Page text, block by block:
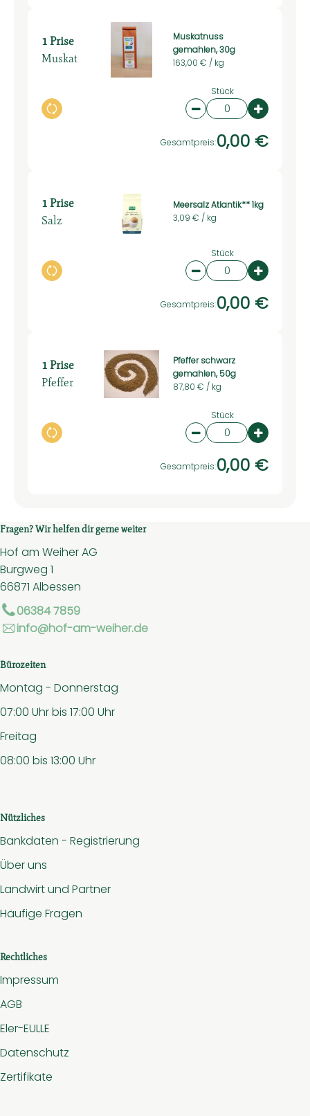
1 Prise
Muskat
Auswahl ändern
Muskatnuss
gemahlen, 30g
163,00 € / kg
Stück
Artikelanzahl
Gesamtpreis:0,00 €
1 Prise
Salz
Auswahl ändern
Meersalz Atlantik** 1kg
3,09 € / kg
Stück
Artikelanzahl
Gesamtpreis:0,00 €
1 Prise
Pfeffer
Auswahl ändern
Pfeffer schwarz
gemahlen, 50g
87,80 € / kg
Stück
Artikelanzahl
Gesamtpreis:0,00 €
Fragen? Wir helfen dir gerne weiter
Hof am Weiher AG
Burgweg 1
66871 Albessen
06384 7859
info@hof-am-weiher.de
Bürozeiten
Montag - Donnerstag
07:00 Uhr bis 17:00 Uhr
Freitag
08:00 bis 13:00 Uhr
Nützliches
Bankdaten - Registrierung
Über uns
Landwirt und Partner
Häufige Fragen
Rechtliches
Impressum
AGB
Eler-EULLE
Datenschutz
Zertifikate